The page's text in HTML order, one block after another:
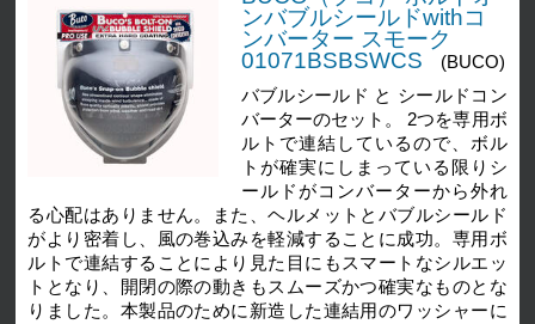
ンバブルシールドwithコ
ンバーター スモーク
01071BSBSWCS
(BUCO)
バブルシールド と シールドコン
バーターのセット。 2つを専用ボ
ルトで連結しているので、ボル
トが確実にしまっている限りシ
ールドがコンバーターから外れ
る心配はありません。また、ヘルメットとバブルシールド
がより密着し、風の巻込みを軽減することに成功。専用ボ
ルトで連結することにより見た目にもスマートなシルエッ
トとなり、開閉の際の動きもスムーズかつ確実なものとな
りました。本製品のために新造した連結用のワッシャーに